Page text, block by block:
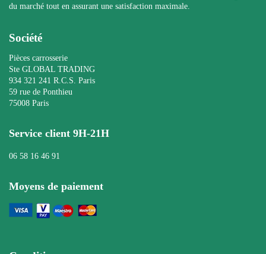
du marché tout en assurant une satisfaction maximale.
Société
Pièces carrosserie
Ste GLOBAL TRADING
934 321 241 R.C.S. Paris
59 rue de Ponthieu
75008 Paris
Service client 9H-21H
06 58 16 46 91
Moyens de paiement